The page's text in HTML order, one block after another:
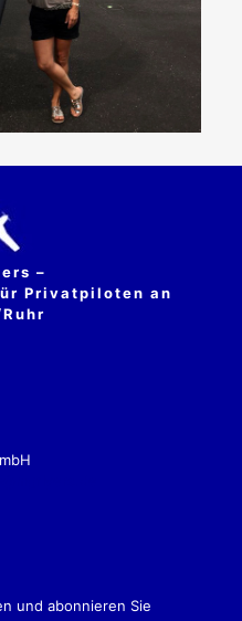
–
Privatpiloten an
und abonnieren Sie